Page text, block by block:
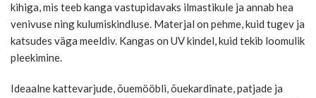
kihiga, mis teeb kanga vastupidavaks ilmastikule ja annab hea
venivuse ning kulumiskindluse. Materjal on pehme, kuid tugev ja
katsudes väga meeldiv. Kangas on UV kindel, kuid tekib loomulik
pleekimine.
Ideaalne kattevarjude, õuemööbli, õuekardinate, patjade ja